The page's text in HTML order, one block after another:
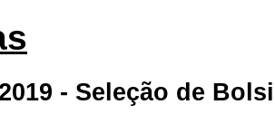
- Seleção de